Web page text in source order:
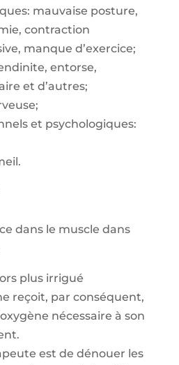
mauvaise posture,
contraction
manque d’exercice;
entorse,
et d’autres;
et psychologiques:
dans le muscle dans
plus irrigué
reçoit, par conséquent,
nécessaire à son
est de dénouer les